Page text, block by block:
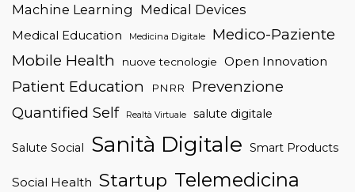
Machine Learning Medical Devices
Medical Education Medicina Digitale
Medico-Paziente
Mobile Health
nuove tecnologie Open Innovation
Patient Education PNRR
Prevenzione
Quantified Self
Realtà Virtuale salute digitale
Salute Social Sanità Digitale Smart Products
Social Health Startup Telemedicina